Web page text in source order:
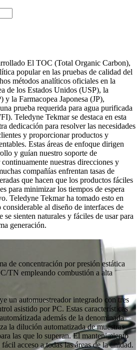
El TOC (Total Organic Carbon),
popular en las pruebas de calidad del
métodos analíticos oficiales en la
de los Estados Unidos (USP), la
y la Farmacopea Japonesa (JP),
prueba requerida para agua purificada
Teledyne Tekmar se destaca en esta
dedicación para resolver las necesidades
y proporcionar productos y
Estas áreas de enfoque dirigen
y guían nuestro soporte de
nuestras direcciones y
compañías enfrentan tasas de
que hacen que los productos fáciles
para minimizar los tiempos de espera
Teledyne Tekmar ha tomado esto en
al diseño de interfaces de
se sienten naturales y fáciles de usar para
generación.
de concentración por presión estática
TN empleando combustión a alta
un automuestreador integrado con tres
asistido por PC. Estas características
además de la denominada
la dilución automatizada de muestras
las que lo superan. El mantenimiento
acceso a todas las áreas de la unidad.